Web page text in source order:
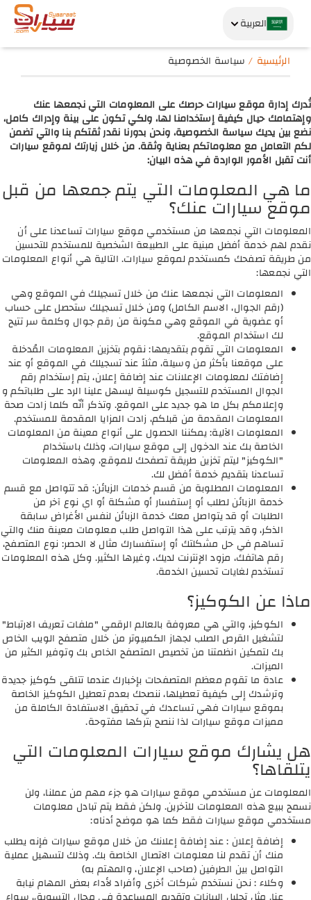
العربية
الرئيسية سياسة الخصوصية
تُدرك إدارة موقع سيارات حرصك على المعلومات التي نجمعها عنك
وإهتمامك حيال كيفية إستخدامنا لها، ولكي تكون على بينة وإدراك كامل،
نضع بين يديك سياسة الخصوصية، ونحن بدورنا نقدر ثقتكم بنا والتي تضمن
لكم التعامل مع معلوماتكم بعناية وثقة. من خلال زيارتك لموقع سيارات
أنت تقبل الأمور الواردة في هذه البيان:
ما هي المعلومات التي يتم جمعها من قبل
موقع سيارات عنك؟
المعلومات التي نجمعها من مستخدمي موقع سيارات تساعدنا على أن
نقدم لهم خدمة أفضل مبنية على الطبيعة الشخصية للمستخدم للتحسين
من طريقة تصفحك كمستخدم لموقع سيارات. التالية هي أنواع المعلومات
التي نجمعها:
المعلومات التي نجمعها عنك من خلال تسجيلك في الموقع وهي
(رقم الجوال، الاسم الكامل) ومن خلال تسجيلك ستحصل على حساب
أو عضوية في الموقع وهي مكونة من رقم جوال وكلمة سر تتيح
لك استخدام الموقع.
المعلومات التي تقوم بتقديمها: نقوم بتخزين المعلومات المُدخلة
على موقعنا بأكثر من وسيلة، مثلاً عند تسجيلك في الموقع أو عند
إضافتك لمعلومات الإعلانات عند إضافة إعلان، يتم إستخدام رقم
الجوال المستخدم للتسجيل كوسيلة ليسهل علينا الرد على طلباتكم و
وإعلامكم بكل ما هو جديد على الموقع. وتذكر أنّه كلما زادت صحة
المعلومات المقدمة من قبلكم، زادت المزايا المقدمة للمستخدم.
المعلومات الآلية: يمكننا الحصول على أنواع معينة من المعلومات
الخاصة بك عند الدخول إلى موقع سيارات، وذلك باستخدام
"الكوكيز" ليتم تخزين طريقة تصفحك للموقع، وهذه المعلومات
تساعدنا بتقديم خدمة أفضل لك.
المعلومات المطلوبة من قسم خدمات الزيائن: قد تتواصل مع قسم
خدمة الزبائن لطلب أو إستفسار أو مشكلة أو اي نوع آخر من
الطلبات أو قد يتواصل معك خدمة الزبائن لنفس الأغراض سابقة
الذكر، وقد يترتب على هذا التواصل طلب معلومات معينة منك والتي
تساهم في حل مشكلتك أو إستفسارك مثال لا الحصر: نوع المتصفح،
رقم هاتفك، مزود الإنترنت لديك، وغيرها الكثير. وكل هذه المعلومات
تستخدم لغايات تحسين الخدمة.
ماذا عن الكوكيز؟
الكوكيز، والتي هي معروفة بالعالم الرقمي "ملفات تعريف الارتباط"
لتشغيل القرص الصلب لجهاز الكمبيوتر من خلال متصفح الويب الخاص
بك لتمكين انظمتنا من تخصيص المتصفح الخاص بك وتوفير الكثير من
الميزات.
عادة ما تقوم معظم المتصفحات بإخبارك عندما تتلقى كوكيز جديدة
وترشدك إلى كيفية تعطيلها، ننصحك بعدم تعطيل الكوكيز الخاصة
بموقع سيارات فهي تساعدك في تحقيق الاستفادة الكاملة من
مميزات موقع سيارات لذا ننصح بتركها مفتوحة.
هل يشارك موقع سيارات المعلومات التي
يتلقاها؟
المعلومات عن مستخدمي موقع سيارات هو جزء مهم من عملنا، ولن
نسمح ببيع هذه المعلومات للآخرين. ولكن فقط يتم تبادل معلومات
مستخدمي موقع سيارات فقط كما هو موضح أدناه:
إضافة إعلان : عند إضافة إعلانك من خلال موقع سيارات فإنه يطلب
منك أن تقدم لنا معلومات الاتصال الخاصة بك. وذلك لتسهيل عملية
التواصل بين الطرفين (صاحب الإعلان، والمهتم به)
وكلاء : نحن نستخدم شركات أخرى وأفراد لأداء بعض المهام نيابة